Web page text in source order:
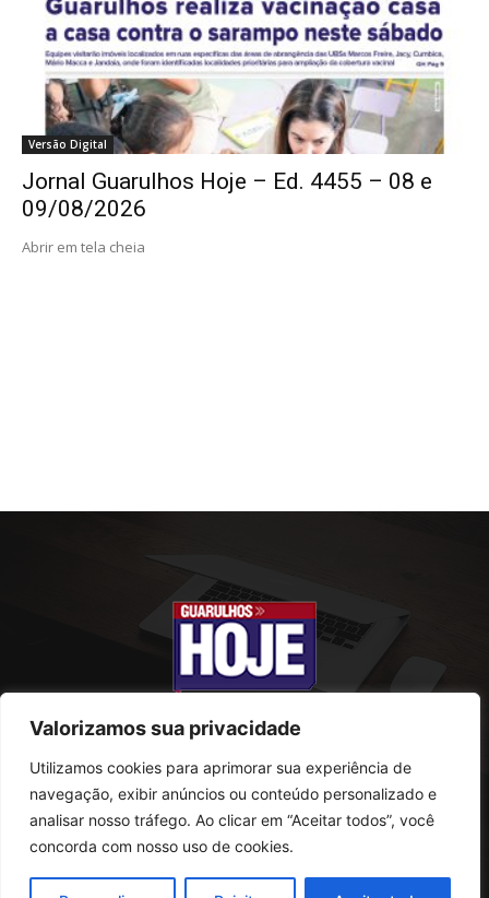
Valorizamos sua privacidade
Utilizamos cookies para aprimorar sua experiência de
navegação, exibir anúncios ou conteúdo personalizado e
analisar nosso tráfego. Ao clicar em “Aceitar todos”, você
concorda com nosso uso de cookies.
Versão Digital
Jornal Guarulhos Hoje – Ed. 4455 – 08 e
09/08/2026
Abrir em tela cheia
SOBRE NÓS
Rua Conselheiro Antonio Prado, 121
CEP: 07095-180